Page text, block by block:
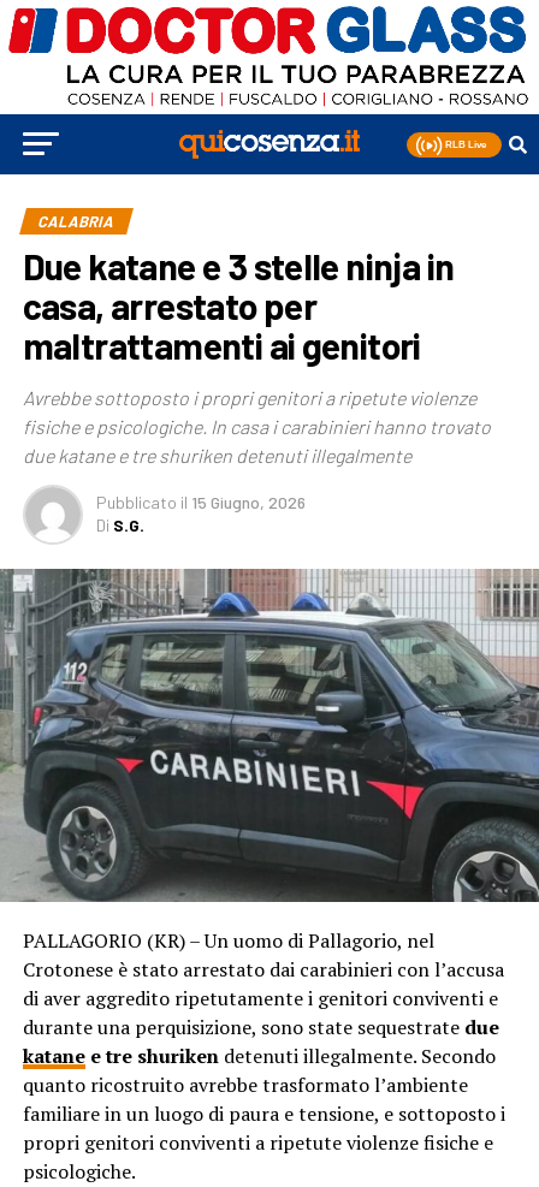
CALABRIA
Due katane e 3 stelle ninja in
casa, arrestato per
maltrattamenti ai genitori
Avrebbe sottoposto i propri genitori a ripetute violenze
fisiche e psicologiche. In casa i carabinieri hanno trovato
due katane e tre shuriken detenuti illegalmente
Pubblicato il 15 Giugno, 2026
Di S.G.
PALLAGORIO (KR) – Un uomo di Pallagorio, nel
Crotonese è stato arrestato dai carabinieri con l’accusa
di aver aggredito ripetutamente i genitori conviventi e
durante una perquisizione, sono state sequestrate due
katanee tre shurikendetenuti illegalmente. Secondo
quanto ricostruito avrebbe trasformato l’ambiente
familiare in un luogo di paura e tensione, e sottoposto i
propri genitori conviventi a ripetute violenze fisiche e
psicologiche.